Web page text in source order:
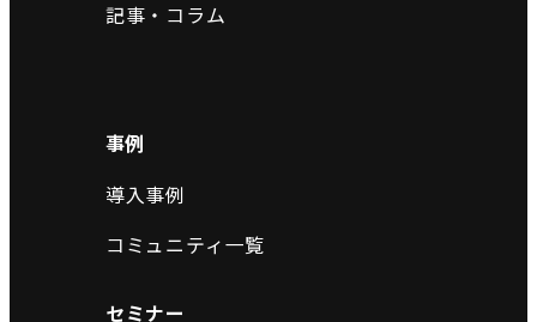
記事・コラム
事例
導入事例
コミュニティ一覧
セミナー